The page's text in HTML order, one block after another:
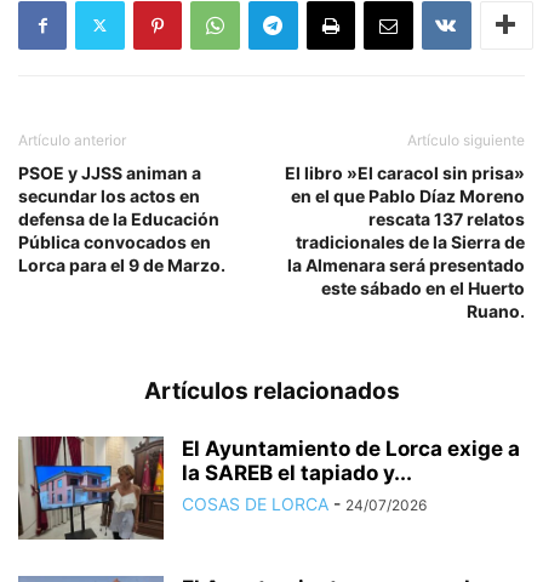
Artículo anterior
PSOE y JJSS animan a
secundar los actos en
defensa de la Educación
Pública convocados en
Lorca para el 9 de Marzo.
Artículo siguiente
El libro »El caracol sin prisa»
en el que Pablo Díaz Moreno
rescata 137 relatos
tradicionales de la Sierra de
la Almenara será presentado
este sábado en el Huerto
Ruano.
Artículos relacionados
El Ayuntamiento de Lorca exige a
la SAREB el tapiado y...
COSAS DE LORCA - 24/07/2026